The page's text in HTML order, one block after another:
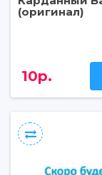
(оригинал)
10р.